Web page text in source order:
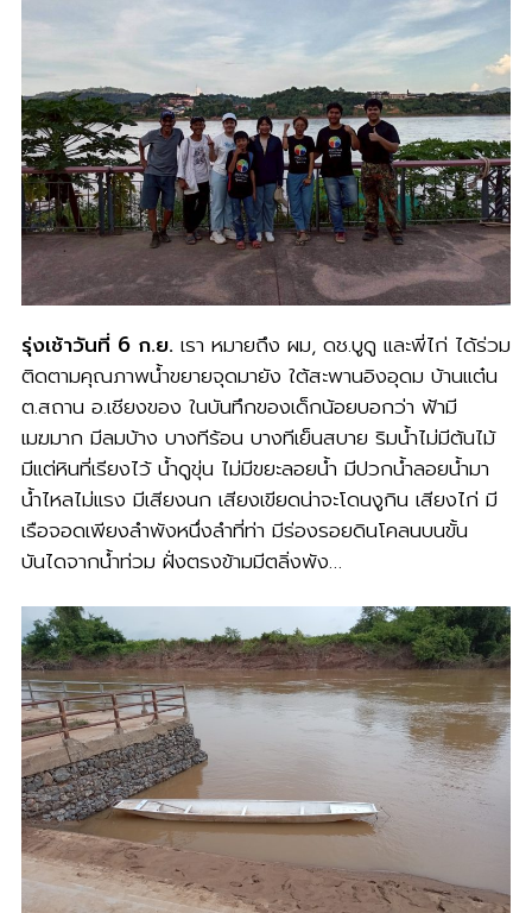
รุ่งเช้าวันที่ 6 ก.ย. เรา หมายถึง ผม, ดช.บูดู และพี่ไก่ ได้ร่วม
ติดตามคุณภาพน้ำขยายจุดมายัง ใต้สะพานอิงอุดม บ้านแต๋น
ต.สถาน อ.เชียงของ ในบันทึกของเด็กน้อยบอกว่า ฟ้ามี
เมฆมาก มีลมบ้าง บางทีร้อน บางทีเย็นสบาย ริมน้ำไม่มีต้นไม้
มีแต่หินที่เรียงไว้ น้ำดูขุ่น ไม่มีขยะลอยน้ำ มีปวกน้ำลอยน้ำมา
น้ำไหลไม่แรง มีเสียงนก เสียงเขียดน่าจะโดนงูกิน เสียงไก่ มี
เรือจอดเพียงลำพังหนึ่งลำที่ท่า มีร่องรอยดินโคลนบนขั้น
บันไดจากน้ำท่วม ฝั่งตรงข้ามมีตลิ่งพัง…